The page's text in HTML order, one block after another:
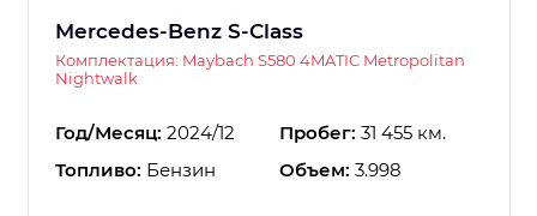
Mercedes-Benz S-Class
Комплектация: Maybach S580 4MATIC Metropolitan
Nightwalk
Год/Месяц: 2024/12 Пробег: 31 455 км.
Топливо: Бензин Объем: 3.998